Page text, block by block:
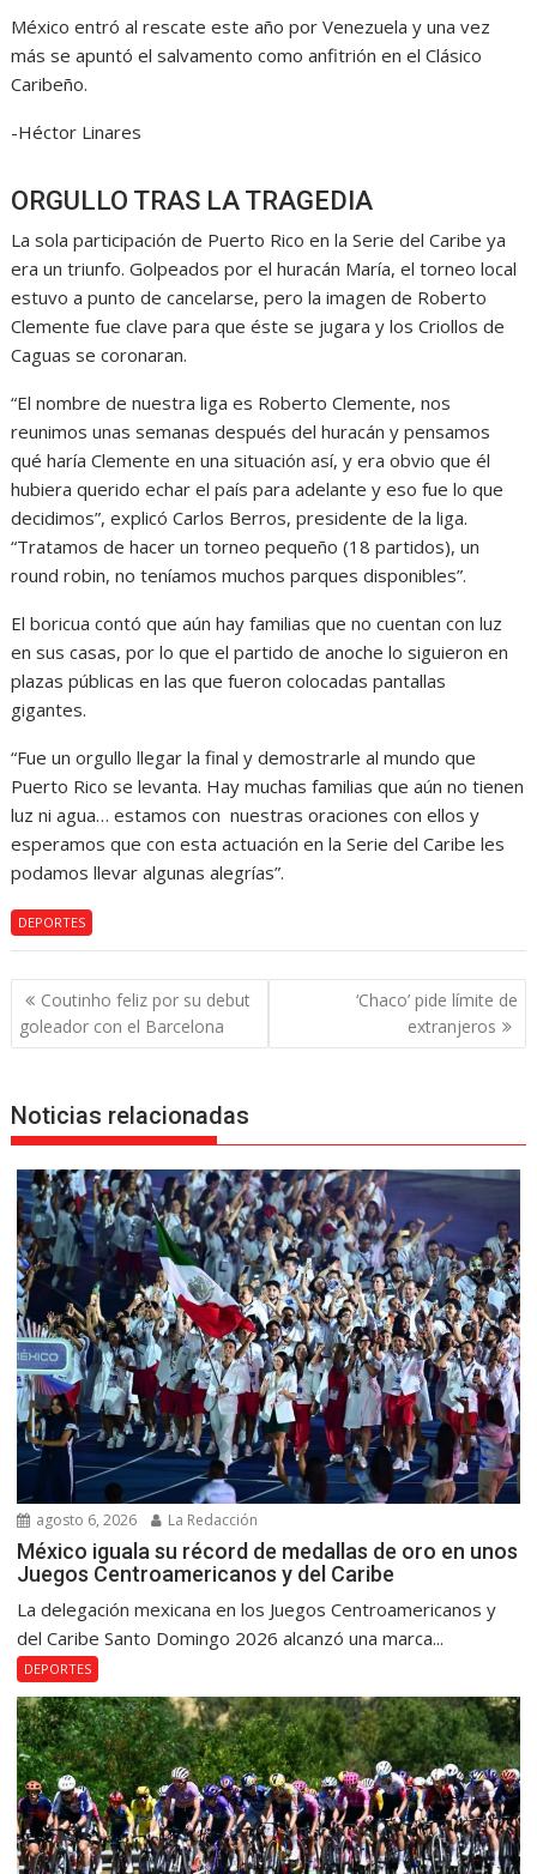
México entró al rescate este año por Venezuela y una vez
más se apuntó el salvamento como anfitrión en el Clásico
Caribeño.
-Héctor Linares
ORGULLO TRAS LA TRAGEDIA
La sola participación de Puerto Rico en la Serie del Caribe ya
era un triunfo. Golpeados por el huracán María, el torneo local
estuvo a punto de cancelarse, pero la imagen de Roberto
Clemente fue clave para que éste se jugara y los Criollos de
Caguas se coronaran.
“El nombre de nuestra liga es Roberto Clemente, nos
reunimos unas semanas después del huracán y pensamos
qué haría Clemente en una situación así, y era obvio que él
hubiera querido echar el país para adelante y eso fue lo que
decidimos”, explicó Carlos Berros, presidente de la liga.
“Tratamos de hacer un torneo pequeño (18 partidos), un
round robin, no teníamos muchos parques disponibles”.
El boricua contó que aún hay familias que no cuentan con luz
en sus casas, por lo que el partido de anoche lo siguieron en
plazas públicas en las que fueron colocadas pantallas
gigantes.
“Fue un orgullo llegar la final y demostrarle al mundo que
Puerto Rico se levanta. Hay muchas familias que aún no tienen
luz ni agua… estamos con nuestras oraciones con ellos y
esperamos que con esta actuación en la Serie del Caribe les
podamos llevar algunas alegrías”.
DEPORTES
Navegación
de
entradas
Coutinho feliz por su debut
goleador con el Barcelona
‘Chaco’ pide límite de
extranjeros
Noticias relacionadas
agosto 6, 2026 La Redacción
México iguala su récord de medallas de oro en unos
Juegos Centroamericanos y del Caribe
La delegación mexicana en los Juegos Centroamericanos y
del Caribe Santo Domingo 2026 alcanzó una marca...
DEPORTES